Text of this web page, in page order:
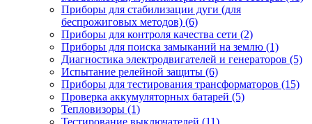
Приборы для стабилизации дуги (для
беспрожиговых методов) (6)
Приборы для контроля качества сети (2)
Приборы для поиска замыканий на землю (1)
Диагностика электродвигателей и генераторов (5)
Испытание релейной защиты (6)
Приборы для тестирования трансформаторов (15)
Проверка аккумуляторных батарей (5)
Тепловизоры (1)